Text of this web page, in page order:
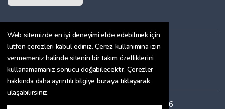
Web sitemizde en iyi deneyimi elde edebilmek için
lütfen çerezleri kabul ediniz. Çerez kullanımına izin
vermemeniz halinde sitenin bir takım özelliklerini
kullanamamanız sonucu doğabilecektir. Çerezler
hakkında daha ayrıntılı bilgiye buraya tıklayarak
ulaşabilirsiniz.
Üyelik Sözleşmesi
Çerez Politikası
Gizlilik Sözleşmesi
Her hakkı saklıdır. Copyright © 2026